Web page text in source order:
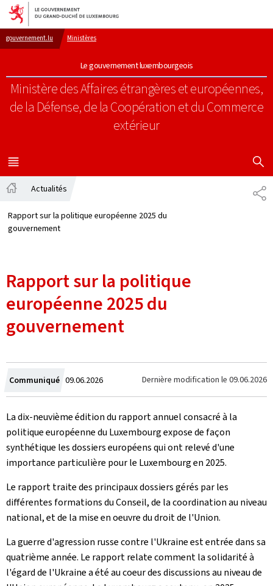
Aller au menu principal
Aller au contenu
gouvernement.lu Ministères
Le gouvernement luxembourgeois
Ministère des Affaires étrangères et européennes,
de la Défense, de la Coopération et du Commerce
extérieur
MENU
PRINCIPAL
Actualités
Rapport sur la politique européenne 2025 du
gouvernement
Rapport sur la politique
européenne 2025 du
gouvernement
Communiqué Crée
le
09.06.2026 Dernière modification le 09.06.2026
La dix-neuvième édition du rapport annuel consacré à la
politique européenne du Luxembourg expose de façon
synthétique les dossiers européens qui ont relevé d'une
importance particulière pour le Luxembourg en 2025.
Le rapport traite des principaux dossiers gérés par les
différentes formations du Conseil, de la coordination au niveau
national, et de la mise en oeuvre du droit de l'Union.
La guerre d'agression russe contre l'Ukraine est entrée dans sa
quatrième année. Le rapport relate comment la solidarité à
l'égard de l'Ukraine a été au coeur des discussions au niveau de